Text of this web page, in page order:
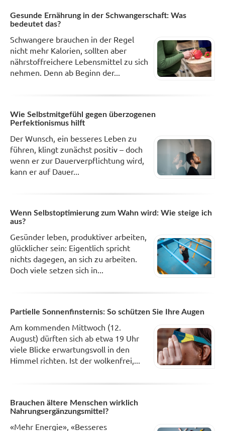
Gesunde Ernährung in der Schwangerschaft: Was
bedeutet das?
Schwangere brauchen in der Regel
nicht mehr Kalorien, sollten aber
nährstoffreichere Lebensmittel zu sich
nehmen. Denn ab Beginn der...
Wie Selbstmitgefühl gegen überzogenen
Perfektionismus hilft
Der Wunsch, ein besseres Leben zu
führen, klingt zunächst positiv – doch
wenn er zur Dauerverpflichtung wird,
kann er auf Dauer...
Wenn Selbstoptimierung zum Wahn wird: Wie steige ich
aus?
Gesünder leben, produktiver arbeiten,
glücklicher sein: Eigentlich spricht
nichts dagegen, an sich zu arbeiten.
Doch viele setzen sich in...
Partielle Sonnenfinsternis: So schützen Sie Ihre Augen
Am kommenden Mittwoch (12.
August) dürften sich ab etwa 19 Uhr
viele Blicke erwartungsvoll in den
Himmel richten. Ist der wolkenfrei,...
Brauchen ältere Menschen wirklich
Nahrungsergänzungsmittel?
«Mehr Energie», «Besseres